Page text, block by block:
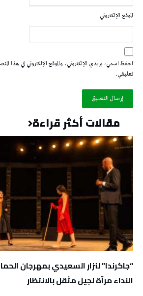
الموقع الإلكتروني
احفظ اسمي، بريدي الإلكتروني، والموقع الإلكتروني في هذا
تعليقي.
مقالات أكثر قراءة
“جاكرندا” لنزار السعيدي بمهرجان
النداء مرآة لجيل مثقل بالانتظار